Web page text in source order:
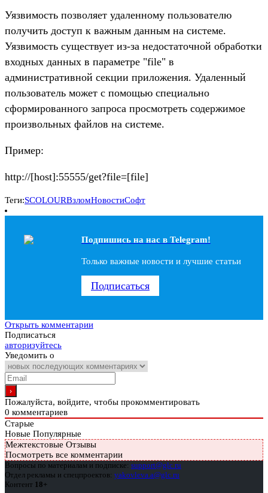
Уязвимость позволяет удаленному пользователю
получить доступ к важным данным на системе.
Уязвимость существует из-за недостаточной обработки
входных данных в параметре "file" в
административной секции приложения. Удаленный
пользователь может с помощью специально
сформированного запроса просмотреть содержимое
произвольных файлов на системе.
Пример:
http://[host]:55555/get?file=[file]
Теги:SCOLOURВзломНовостиСофт
Подпишись на наc в Telegram!
Только важные новости и лучшие статьи
Подписаться
Открыть комментарии
Подписаться
авторизуйтесь
Уведомить о
Пожалуйста, войдите, чтобы прокомментировать
0 комментариев
Старые
Новые Популярные
Межтекстовые Отзывы
Посмотреть все комментарии
Вопросы по материалам и подписке: support@glc.ru
Отдел рекламы и спецпроектов: yakovleva.a@glc.ru
Контент 18+